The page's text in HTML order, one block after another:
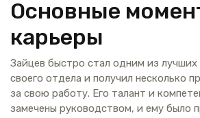
Основные
карьеры
Зайцев быстро стал одним из
своего отдела и получил несколько
за свою работу. Его талант и
замечены руководством, и ему было